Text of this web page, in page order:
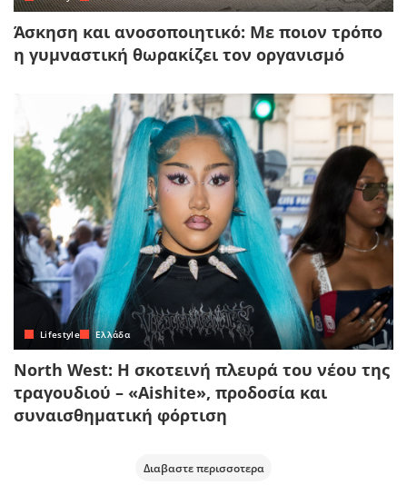
Άσκηση και ανοσοποιητικό: Με ποιον τρόπο
η γυμναστική θωρακίζει τον οργανισμό
Lifestyle Ελλάδα
North West: Η σκοτεινή πλευρά του νέου της
τραγουδιού – «Aishite», προδοσία και
συναισθηματική φόρτιση
Διαβαστε περισσοτερα